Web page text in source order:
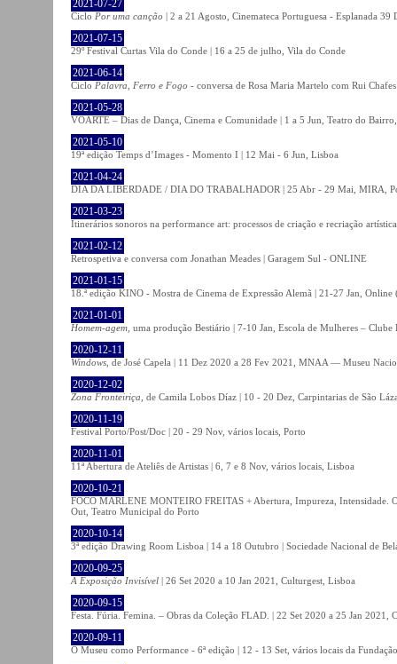
2021-07-27
Ciclo Por uma canção | 2 a 21 Agosto, Cinemateca Portuguesa - Esplanada 39
2021-07-15
29º Festival Curtas Vila do Conde | 16 a 25 de julho, Vila do Conde
2021-06-14
Ciclo Palavra, Ferro e Fogo - conversa de Rosa Maria Martelo com Rui
2021-05-28
VOARTE – Dias de Dança, Cinema e Comunidade | 1 a 5 Jun, Teatro do
2021-05-10
19ª edição Temps d’Images - Momento I | 12 Mai - 6 Jun, Lisboa
2021-04-24
DIA DA LIBERDADE / DIA DO TRABALHADOR | 25 Abr - 29 Mai, MIRA,
2021-03-23
Itinerários sonoros na performance art: processos de criação e recriação
2021-02-12
Retrospetiva e conversa com Jonathan Meades | Garagem Sul - ONLINE
2021-01-15
18.ª edição KINO - Mostra de Cinema de Expressão Alemã | 21-27 Jan,
2021-01-01
Homem-agem , uma produção Bestiário | 7-10 Jan, Escola de Mulheres – Clube
2020-12-11
Windows , de José Capela | 11 Dez 2020 a 28 Fev 2021, MNAA — Museu
2020-12-02
Zona Fronteiriça , de Camila Lobos Díaz | 10 - 20 Dez, Carpintarias de São
2020-11-19
Festival Porto/Post/Doc | 20 - 29 Nov, vários locais, Porto
2020-11-01
11ª Abertura de Ateliês de Artistas | 6, 7 e 8 Nov, vários locais, Lisboa
2020-10-21
FOCO MARLENE MONTEIRO FREITAS + Abertura, Impureza, Intensidade.
Out, Teatro Municipal do Porto
2020-10-14
3ª edição Drawing Room Lisboa | 14 a 18 Outubro | Sociedade Nacional de
2020-09-25
A Exposição Invisível | 26 Set 2020 a 10 Jan 2021, Culturgest, Lisboa
2020-09-15
Festa. Fúria. Femina. – Obras da Coleção FLAD. | 22 Set 2020 a 25 Jan
2020-09-11
O Museu como Performance - 6ª edição | 12 - 13 Set, vários locais da